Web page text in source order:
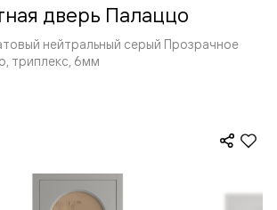
дверь Палаццо
нейтральный серый Прозрачное
триплекс, 6мм